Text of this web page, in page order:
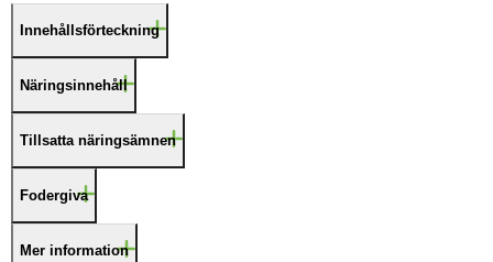
Innehållsförteckning
Näringsinnehåll
Tillsatta näringsämnen
Fodergiva
Mer information